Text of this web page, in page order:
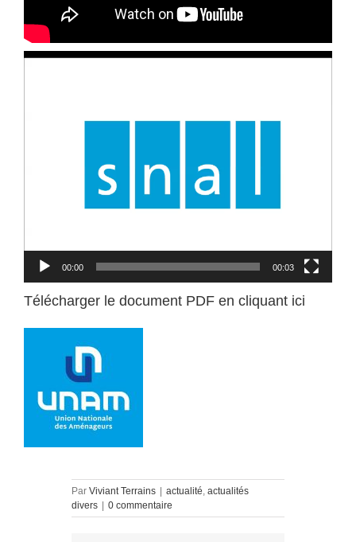
Lecteur
00:00 00:03
Télécharger le document PDF en cliquant ici
Par Viviant Terrains | actualité, actualités
divers | 0 commentaire